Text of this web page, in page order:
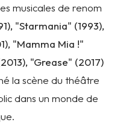
musicales de renom
"Starmania" (1993),
"Mamma Mia !"
"Grease" (2017)
la scène du théâtre
dans un monde de